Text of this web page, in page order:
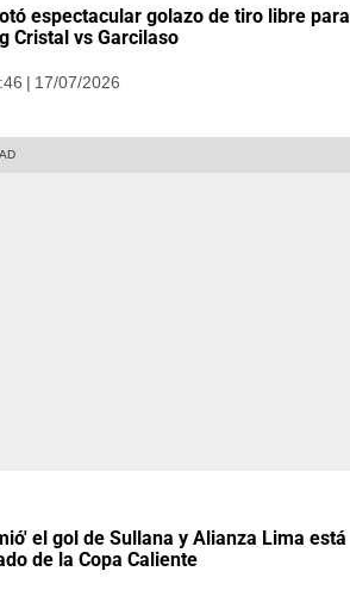
espectacular golazo de tiro libre para
Cristal vs Garcilaso
| 17/07/2026
el gol de Sullana y Alianza Lima está
de la Copa Caliente